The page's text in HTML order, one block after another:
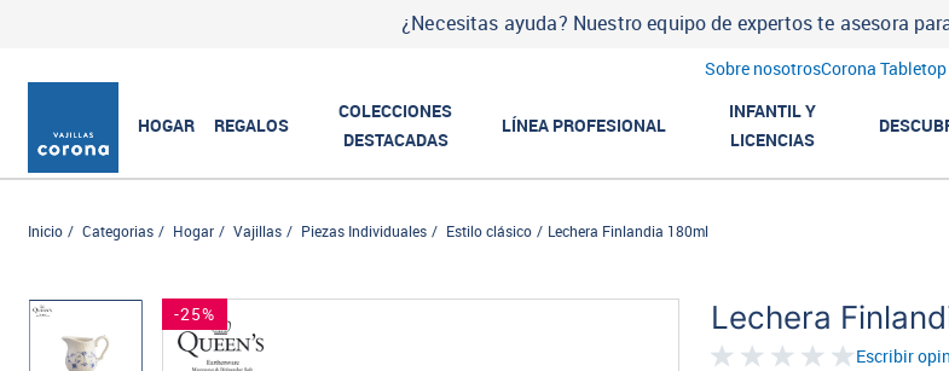
¿Necesitas ayuda? Nuestro equipo de expertos te asesora
Sobre nosotrosCorona Tabletop
HOGAR REGALOS
COLECCIONES
DESTACADAS
LÍNEA PROFESIONAL
INFANTIL Y
LICENCIAS
Inicio Categorias Hogar Vajillas Piezas Individuales Estilo clásico Lechera Finlandia 180ml
Lechera
Escribir
-25%